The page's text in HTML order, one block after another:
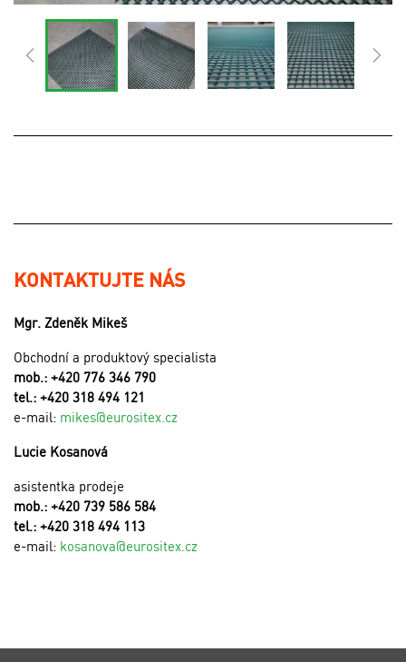
KONTAKTUJTE NÁS
Mgr. Zdeněk Mikeš
Obchodní a produktový specialista
mob.: +420 776 346 790
tel.: +420 318 494 121
e-mail: mikes@eurositex.cz
Lucie Kosanová
asistentka prodeje
mob.: +420 739 586 584
tel.: +420 318 494 113
e-mail: kosanova@eurositex.cz